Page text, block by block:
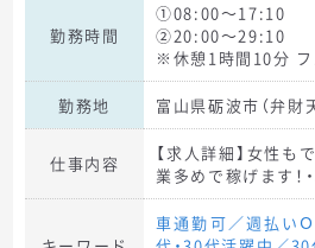
勤務時間
①08:00～17:10
②20:00～29:10
※休憩1時間10分 フ
勤務地 富山県砺波市（弁財
仕事内容
【求人詳細】女性も
業多めで稼げます
車通勤可／週払い